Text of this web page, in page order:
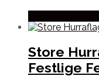
Store
Festlige